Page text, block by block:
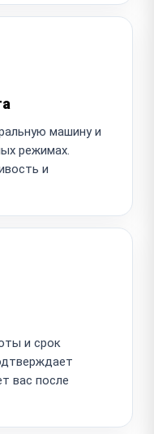
машину и
режимах.
и
и срок
вас после